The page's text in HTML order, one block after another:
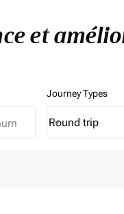
et
Journey Types
Journey Types
Round trip
keyboard_arrow_down